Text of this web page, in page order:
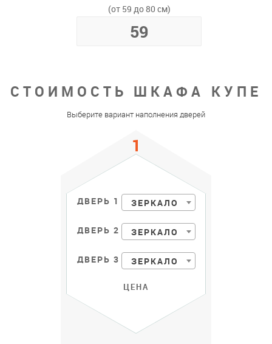
(от 59 до 80 см)
СТОИМОСТЬ ШКАФА КУПЕ
Выберите вариант наполнения дверей
ДВЕРЬ 1 ЗЕРКАЛО
ДВЕРЬ 2 ЗЕРКАЛО
ДВЕРЬ 3 ЗЕРКАЛО
ЦЕНА